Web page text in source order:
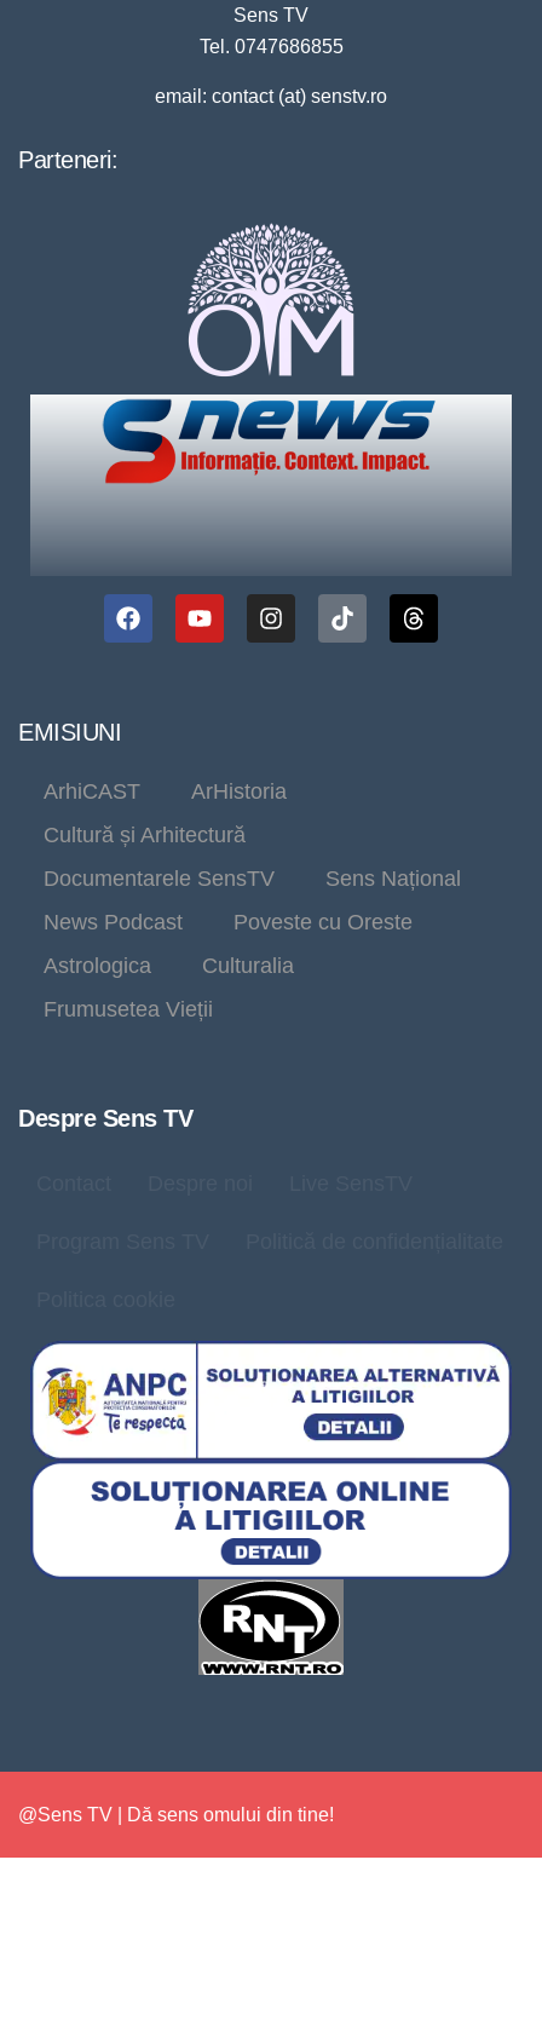
Sens TV
Tel. 0747686855
email: contact (at) senstv.ro
Parteneri:
EMISIUNI
ArhiCAST
ArHistoria
Cultură și Arhitectură
Documentarele SensTV
Sens Național
News Podcast
Poveste cu Oreste
Astrologica
Culturalia
Frumusetea Vieții
Despre Sens TV
@Sens TV | Dă sens omului din tine!